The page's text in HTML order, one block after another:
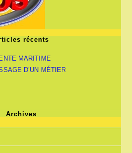
récents
MARITIME
D’UN MÉTIER
Archives